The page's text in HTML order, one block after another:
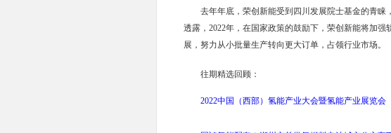
去年年底，荣创新能受到四川发展院士基金的青
透露，2022年，在国家政策的鼓励下，荣创新能将加
展，努力从小批量生产转向更大订单，占领行业市场。
往期精选回顾：
2022中国（西部）氢能产业大会暨氢能产业展览会